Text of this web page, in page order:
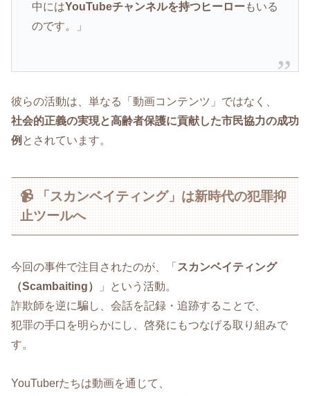
中にはYouTubeチャンネルを持つヒーローもいる
のです。」
彼らの活動は、単なる「動画コンテンツ」ではなく、
社会的正義の実現と高齢者保護に貢献した市民協力の成功
例 とされています。
📹 「スカンベイティング」は新時代の犯罪抑
止ツールへ
今回の事件で注目されたのが、「 スカンベイティング
（Scambaiting）
」という活動。
詐欺師を逆に騙し、会話を記録・追跡することで、
犯罪の手口を明らかにし、啓発にもつなげる取り組みで
す。
YouTuberたちは動画を通じて、